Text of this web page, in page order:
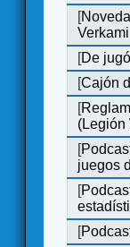
[
Verkami
[De
[Cajón
[
(Legión
[
juegos
[
[